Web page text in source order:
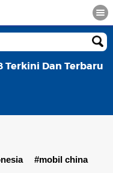
Terkini Dan Terbaru
#mobil china